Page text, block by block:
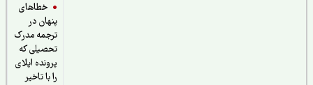
خطاهای
پنهان در
ترجمه مدرک
تحصیلی که
پرونده اپلای
را با تاخیر